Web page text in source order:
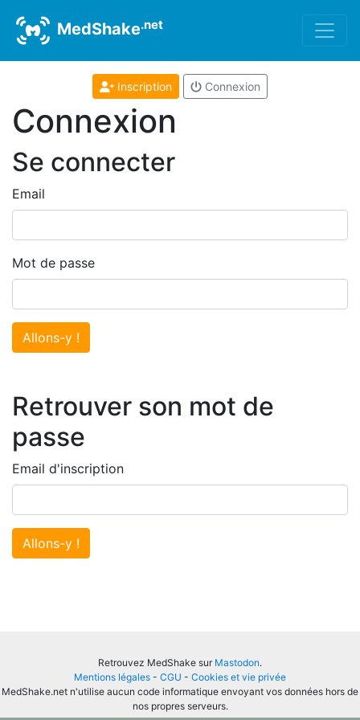
MedShake.net
Inscription Connexion
Connexion
Se connecter
Email
Mot de passe
Allons-y !
Retrouver son mot de
passe
Email d'inscription
Allons-y !
Retrouvez MedShake sur Mastodon.
Mentions légales - CGU - Cookies et vie privée
MedShake.net n'utilise aucun code informatique envoyant vos données hors de
nos propres serveurs.